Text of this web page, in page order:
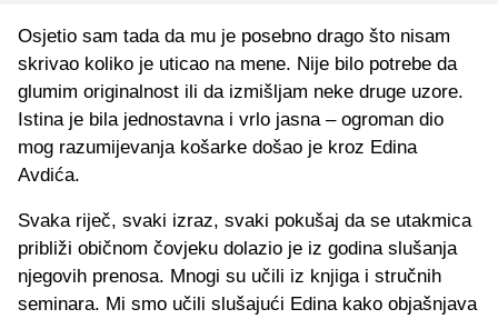
Osjetio sam tada da mu je posebno drago što nisam
skrivao koliko je uticao na mene. Nije bilo potrebe da
glumim originalnost ili da izmišljam neke druge uzore.
Istina je bila jednostavna i vrlo jasna – ogroman dio
mog razumijevanja košarke došao je kroz Edina
Avdića.
Svaka riječ, svaki izraz, svaki pokušaj da se utakmica
približi običnom čovjeku dolazio je iz godina slušanja
njegovih prenosa. Mnogi su učili iz knjiga i stručnih
seminara. Mi smo učili slušajući Edina kako objašnjava